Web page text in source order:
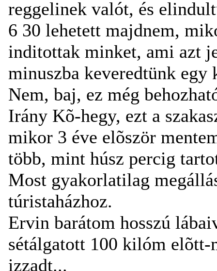
reggelinek valót, és
6 30 lehetett majdnem,
inditottak minket, ami azt
minuszba keveredtünk
Nem, baj, ez még
Irány Kõ-hegy, ezt a
mikor 3 éve elõször
több, mint húsz percig
Most gyakorlatilag
túristaházhoz.
Ervin barátom hosszú
sétálgatott 100 kilóm elõtt-
izzadt...